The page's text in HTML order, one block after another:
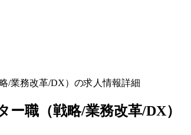
/業務改革/DX）の求人情報詳細
職（戦略/業務改革/DX）